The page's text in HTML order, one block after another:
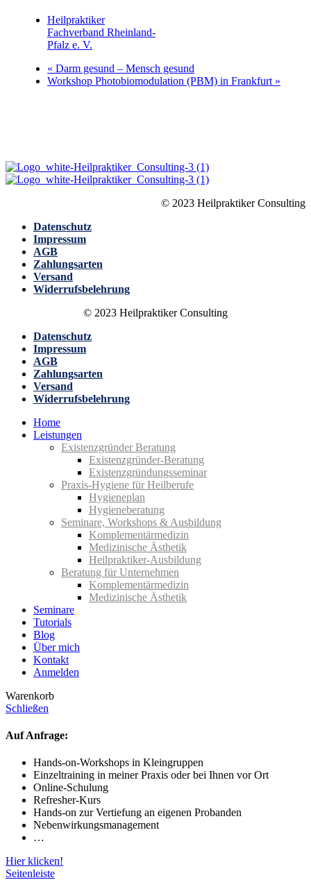
Heilpraktiker
Fachverband Rheinland-
Pfalz e. V.
« Darm gesund – Mensch gesund
Workshop Photobiomodulation (PBM) in Frankfurt »
© 2023 Heilpraktiker Consulting
Datenschutz
Impressum
AGB
Zahlungsarten
Versand
Widerrufsbelehrung
© 2023 Heilpraktiker Consulting
Datenschutz
Impressum
AGB
Zahlungsarten
Versand
Widerrufsbelehrung
Home
Leistungen
Existenzgründer Beratung
Existenz­gründer-Beratung
Existenz­gründungs­seminar
Praxis-Hygiene für Heilberufe
Hygiene­plan
Hygiene­beratung
Seminare, Workshops & Ausbildung
Komplementär­medizin
Medizinische Ästhetik
Heilpraktiker-Ausbildung
Beratung für Unternehmen
Komplementärmedizin
Medizinische Ästhetik
Seminare
Tutorials
Blog
Über mich
Kontakt
Anmelden
Warenkorb
Schließen
Auf Anfrage:
Hands-on-Workshops in Kleingruppen
Einzeltraining in meiner Praxis oder bei Ihnen vor Ort
Online-Schulung
Refresher-Kurs
Hands-on zur Vertiefung an eigenen Probanden
Nebenwirkungsmanagement
…
Hier klicken!
Seitenleiste